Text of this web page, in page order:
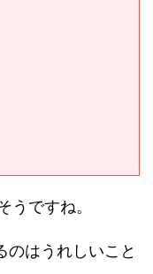
うですね。
のはうれしいこと